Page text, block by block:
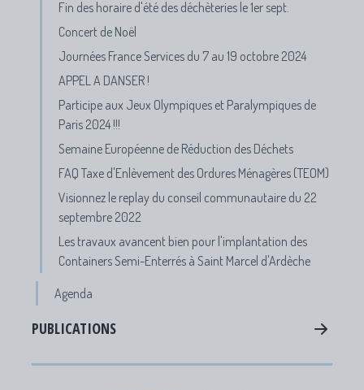
Fin des horaire d'été des déchèteries le 1er sept.
Concert de Noël
Journées France Services du 7 au 19 octobre 2024
APPEL A DANSER !
Participe aux Jeux Olympiques et Paralympiques de
Paris 2024 !!!
Semaine Européenne de Réduction des Déchets
FAQ Taxe d'Enlèvement des Ordures Ménagères (TEOM)
Visionnez le replay du conseil communautaire du 22
septembre 2022
Les travaux avancent bien pour l'implantation des
Containers Semi-Enterrés à Saint Marcel d'Ardèche
Agenda
PUBLICATIONS